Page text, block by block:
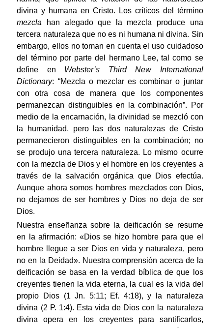
divina y humana en Cristo. Los críticos del término
mezcla han alegado que la mezcla produce una
tercera naturaleza que no es ni humana ni divina. Sin
embargo, ellos no toman en cuenta el uso cuidadoso
del término por parte del hermano Lee, tal como se
define en Webster’s Third New International
Dictionary: “Mezcla o mezclar es combinar o juntar
con otra cosa de manera que los componentes
permanezcan distinguibles en la combinación”. Por
medio de la encarnación, la divinidad se mezcló con
la humanidad, pero las dos naturalezas de Cristo
permanecieron distinguibles en la combinación; no
se produjo una tercera naturaleza. Lo mismo ocurre
con la mezcla de Dios y el hombre en los creyentes a
través de la salvación orgánica que Dios efectúa.
Aunque ahora somos hombres mezclados con Dios,
no dejamos de ser hombres y Dios no deja de ser
Dios.
Nuestra enseñanza sobre la deificación se resume
en la afirmación: «Dios se hizo hombre para que el
hombre llegue a ser Dios en vida y naturaleza, pero
no en la Deidad». Nuestra comprensión acerca de la
deificación se basa en la verdad bíblica de que los
creyentes tienen la vida eterna, la cual es la vida del
propio Dios (1 Jn. 5:11; Ef. 4:18), y la naturaleza
divina (2 P. 1:4). Esta vida de Dios con la naturaleza
divina opera en los creyentes para santificarlos,